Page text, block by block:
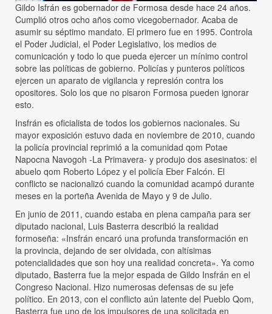
Gildo Isfrán es gobernador de Formosa desde hace 24 años.
Cumplió otros ocho años como vicegobernador. Acaba de
asumir su séptimo mandato. El primero fue en 1995. Controla
el Poder Judicial, el Poder Legislativo, los medios de
comunicación y todo lo que pueda ejercer un mínimo control
sobre las políticas de gobierno. Policías y punteros políticos
ejercen un aparato de vigilancia y represión contra los
opositores. Solo los que no pisaron Formosa pueden ignorar
esto.
Insfrán es oficialista de todos los gobiernos nacionales. Su
mayor exposición estuvo dada en noviembre de 2010, cuando
la policía provincial reprimió a la comunidad qom Potae
Napocna Navogoh -La Primavera- y produjo dos asesinatos: el
abuelo qom Roberto López y el policía Eber Falcón. El
conflicto se nacionalizó cuando la comunidad acampó durante
meses en la porteña Avenida de Mayo y 9 de Julio.
En junio de 2011, cuando estaba en plena campaña para ser
diputado nacional, Luis Basterra describió la realidad
formoseña: «Insfrán encaró una profunda transformación en
la provincia, dejando de ser olvidada, con altísimas
potencialidades que son hoy una realidad concreta». Ya como
diputado, Basterra fue la mejor espada de Gildo Insfrán en el
Congreso Nacional. Hizo numerosas defensas de su jefe
político. En 2013, con el conflicto aún latente del Pueblo Qom,
Basterra fue uno de los impulsores de una solicitada en